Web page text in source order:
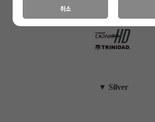
▼ Silver
취소